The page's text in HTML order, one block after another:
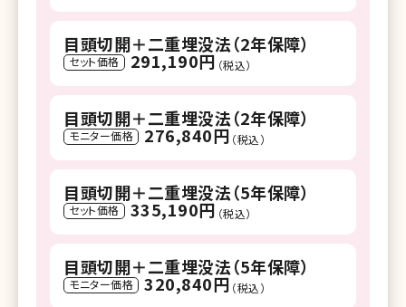
目頭切開＋二重埋没法（2年保障）
セット価格 291,190円 （税込）
目頭切開＋二重埋没法（2年保障）
モニター価格 276,840円 （税込）
目頭切開＋二重埋没法（5年保障）
セット価格 335,190円 （税込）
目頭切開＋二重埋没法（5年保障）
モニター価格 320,840円 （税込）